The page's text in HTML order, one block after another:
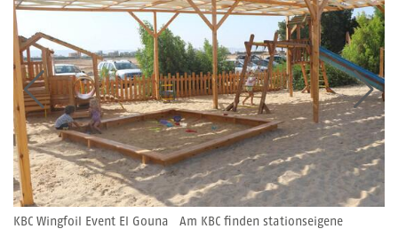
KBC Wingfoil Event El Gouna Am KBC finden stationseigene